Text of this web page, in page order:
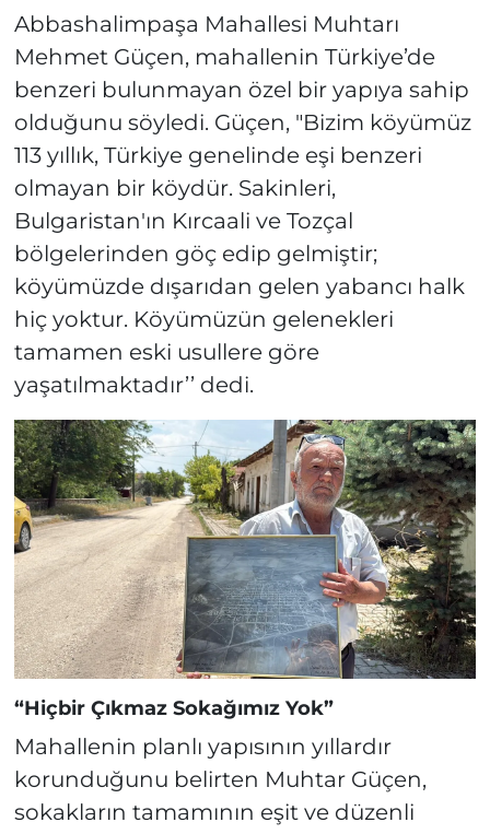
Abbashalimpaşa Mahallesi Muhtarı
Mehmet Güçen, mahallenin Türkiye’de
benzeri bulunmayan özel bir yapıya sahip
olduğunu söyledi. Güçen, "Bizim köyümüz
113 yıllık, Türkiye genelinde eşi benzeri
olmayan bir köydür. Sakinleri,
Bulgaristan'ın Kırcaali ve Tozçal
bölgelerinden göç edip gelmiştir;
köyümüzde dışarıdan gelen yabancı halk
hiç yoktur. Köyümüzün gelenekleri
tamamen eski usullere göre
yaşatılmaktadır’’ dedi.
“Hiçbir Çıkmaz Sokağımız Yok”
Mahallenin planlı yapısının yıllardır
korunduğunu belirten Muhtar Güçen,
sokakların tamamının eşit ve düzenli